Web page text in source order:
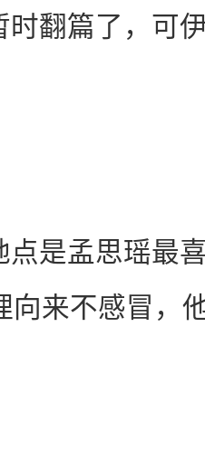
篇了，可伊
孟思瑶最喜
向来不感冒，